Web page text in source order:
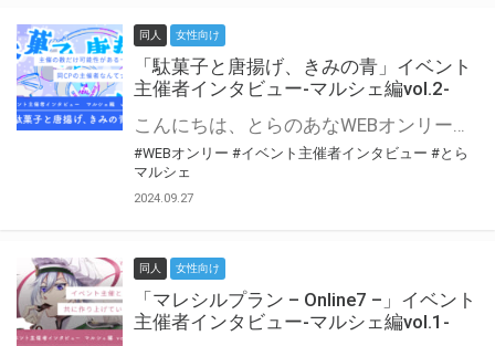
同人 女性向け
「駄菓子と唐揚げ、きみの青」イベント
主催者インタビュー-マルシェ編vol.2-
こんにちは、とらのあなWEBオンリー運営スタッフです。 新たにお届けする、イベント主催者インタビュー-マルシェ編-は、 とらのあなWEBオンリー「マルシェ」をご利用の主催様に 「マルシェ」を使ってイベントを開催した感想や心がけをお聞きする企画です。 今回は、WEBオンリー初開催「駄菓子と唐揚げ、きみの青」より、 主催のぎこ六屋様にお話を伺いました。 協力：ぎこ六屋様／イベント公式Twitter（@krkgwks） とらのあなWEBオンリー「マルシェ」とは？ WEBオンリーでリアルタイムでコミュニケーションがとれるオンライン会場です。
#WEBオンリー #イベント主催者インタビュー #とら
マルシェ
2024.09.27
同人 女性向け
「マレシルプラン – Online7 –」イベント
主催者インタビュー-マルシェ編vol.1-